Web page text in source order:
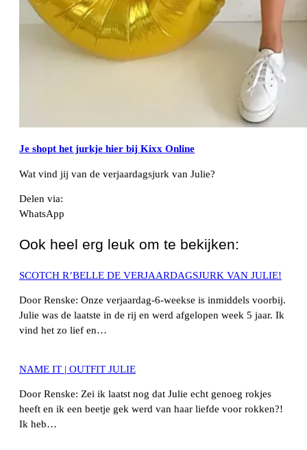
Je shopt het jurkje hier bij Kixx Online
Wat vind jij van de verjaardagsjurk van Julie?
Delen via:
WhatsApp
Ook heel erg leuk om te bekijken:
SCOTCH R’BELLE DE VERJAARDAGSJURK VAN JULIE!
Door Renske: Onze verjaardag-6-weekse is inmiddels voorbij.
Julie was de laatste in de rij en werd afgelopen week 5 jaar. Ik
vind het zo lief en…
NAME IT | OUTFIT JULIE
Door Renske: Zei ik laatst nog dat Julie echt genoeg rokjes
heeft en ik een beetje gek werd van haar liefde voor rokken?!
Ik heb…